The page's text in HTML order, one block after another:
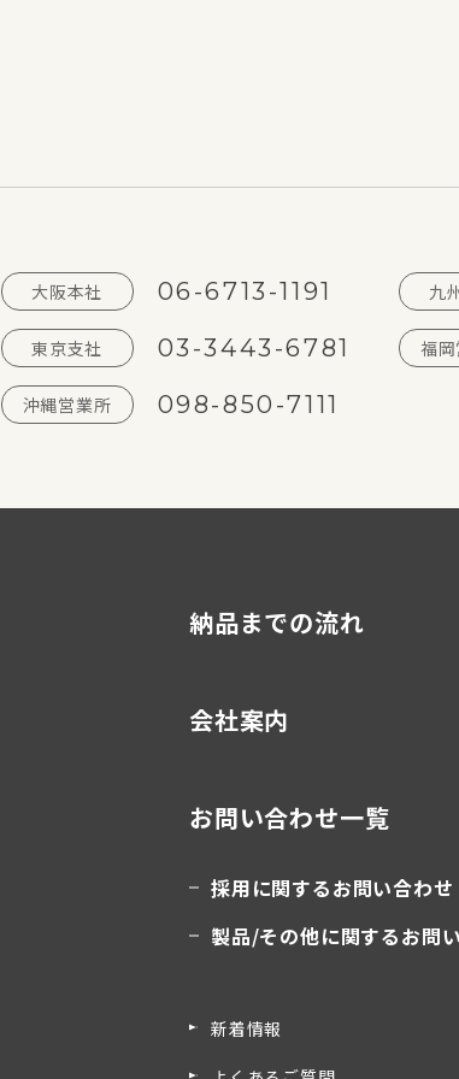
大阪本社 06-6713-1191 九
東京支社 03-3443-6781 福
沖縄営業所 098-850-7111
納品までの流れ
会社案内
お問い合わせ一覧
採用に関するお問い合わせ
製品/その他に関するお問
新着情報